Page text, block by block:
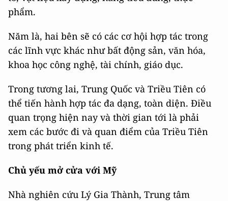
phẩm.
Năm là, hai bên sẽ có các cơ hội hợp tác trong
các lĩnh vực khác như bất động sản, văn hóa,
khoa học công nghệ, tài chính, giáo dục.
Trong tương lai, Trung Quốc và Triều Tiên có
thể tiến hành hợp tác đa dạng, toàn diện. Điều
quan trọng hiện nay và thời gian tới là phải
xem các bước đi và quan điểm của Triều Tiên
trong phát triển kinh tế.
Chủ yếu mở cửa với Mỹ
Nhà nghiên cứu Lý Gia Thành, Trung tâm